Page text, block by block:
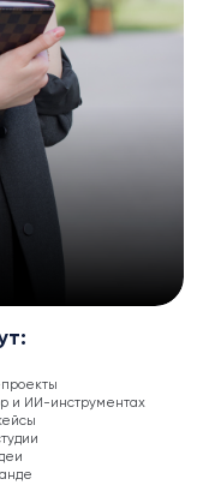
и ИИ-инструментах